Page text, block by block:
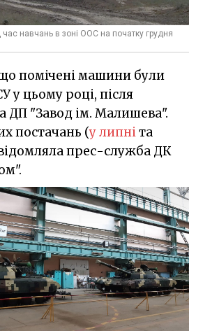
навчань в зоні ООС на початку грудня
помічені машини були
у цьому році, після
ДП "Завод ім. Малишева".
постачань (у липніта
прес-служба ДК